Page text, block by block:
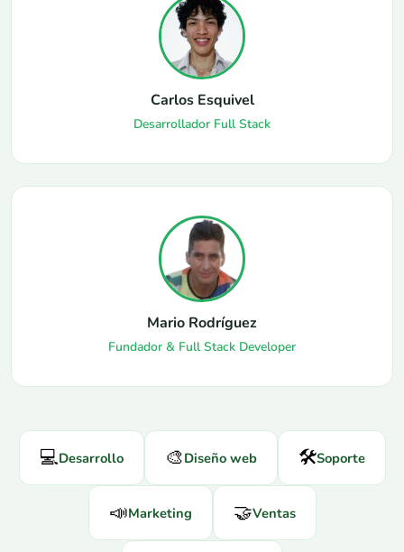
Carlos Esquivel
Desarrollador Full Stack
Mario Rodríguez
Fundador & Full Stack Developer
💻Desarrollo 🎨Diseño web 🛠️Soporte
📣Marketing 🤝Ventas